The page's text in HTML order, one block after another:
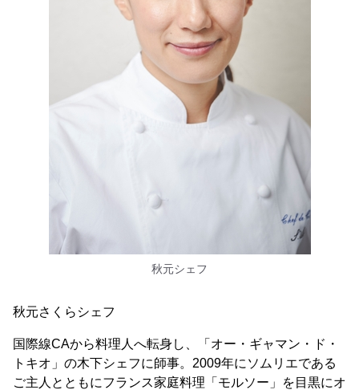
秋元シェフ
秋元さくらシェフ
国際線CAから料理人へ転身し、「オー・ギャマン・ド・
トキオ」の木下シェフに師事。2009年にソムリエである
ご主人とともにフランス家庭料理「モルソー」を目黒にオ